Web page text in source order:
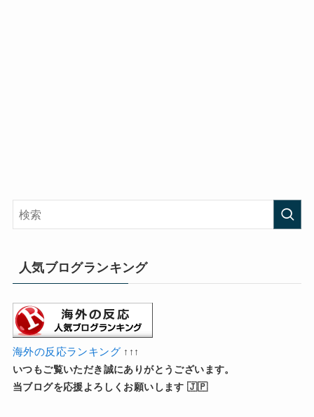
人気ブログランキング
海外の反応ランキング ↑↑↑
いつもご覧いただき誠にありがとうございます。
当ブログを応援よろしくお願いします 🇯🇵